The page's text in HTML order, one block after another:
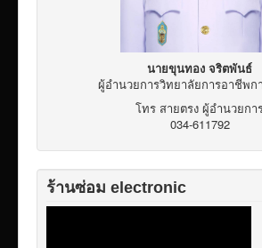
นายขุนทอง จริตพันธ์
ผู้อำนวยการวิทยาลัยการอาชีพ
โทร สายตรง ผู้อำนวยกา
034-611792
ร้านซ่อม electronic